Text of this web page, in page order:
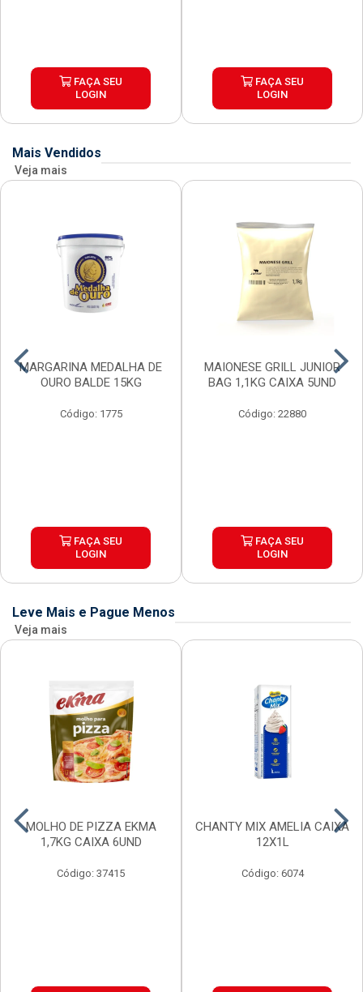
FAÇA SEU
LOGIN
FAÇA SEU
LOGIN
Mais Vendidos
Veja mais
MARGARINA MEDALHA DE
OURO BALDE 15KG
Código: 1775
FAÇA SEU
LOGIN
MAIONESE GRILL JUNIOR
BAG 1,1KG CAIXA 5UND
Código: 22880
FAÇA SEU
LOGIN
Leve Mais e Pague Menos
Veja mais
MOLHO DE PIZZA EKMA
1,7KG CAIXA 6UND
Código: 37415
CHANTY MIX AMELIA CAIXA
12X1L
Código: 6074